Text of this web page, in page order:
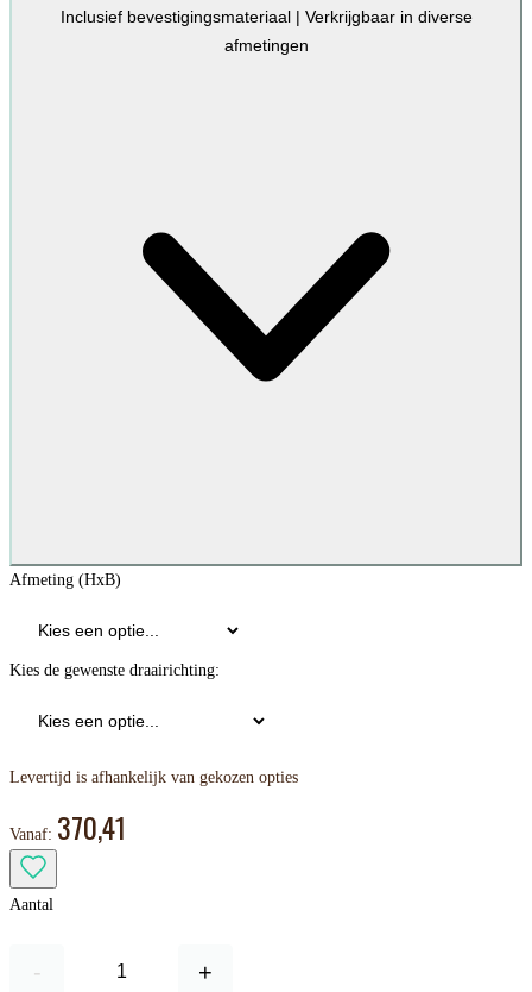
Inclusief bevestigingsmateriaal | Verkrijgbaar in diverse
afmetingen
Afmeting (HxB)
Kies de gewenste draairichting:
Levertijd is afhankelijk van gekozen opties
Vanaf: 370,41
Aantal
- +